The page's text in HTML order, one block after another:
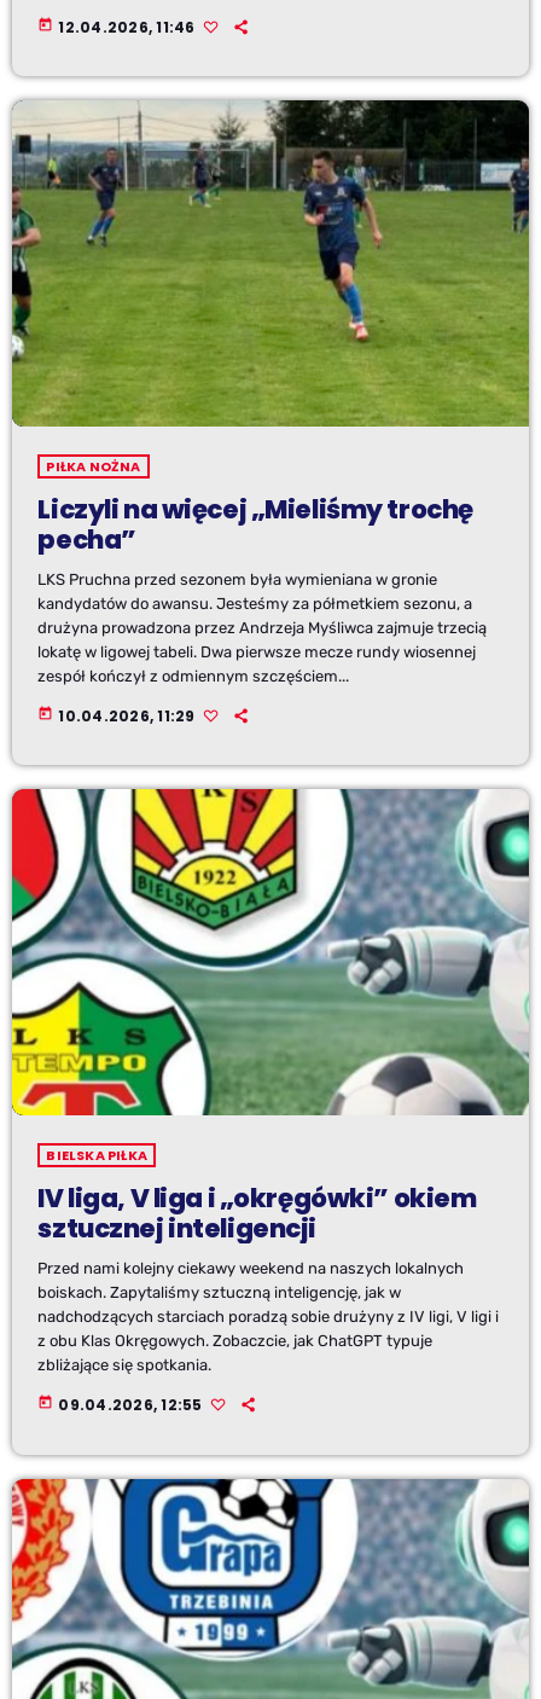
today 12.04.2026, 11:46
PIŁKA NOŻNA
Liczyli na więcej „Mieliśmy trochę
pecha”
LKS Pruchna przed sezonem była wymieniana w gronie
kandydatów do awansu. Jesteśmy za półmetkiem sezonu, a
drużyna prowadzona przez Andrzeja Myśliwca zajmuje trzecią
lokatę w ligowej tabeli. Dwa pierwsze mecze rundy wiosennej
zespół kończył z odmiennym szczęściem...
today 10.04.2026, 11:29
BIELSKA PIŁKA
IV liga, V liga i „okręgówki” okiem
sztucznej inteligencji
Przed nami kolejny ciekawy weekend na naszych lokalnych
boiskach. Zapytaliśmy sztuczną inteligencję, jak w
nadchodzących starciach poradzą sobie drużyny z IV ligi, V ligi i
z obu Klas Okręgowych. Zobaczcie, jak ChatGPT typuje
zbliżające się spotkania.
today 09.04.2026, 12:55